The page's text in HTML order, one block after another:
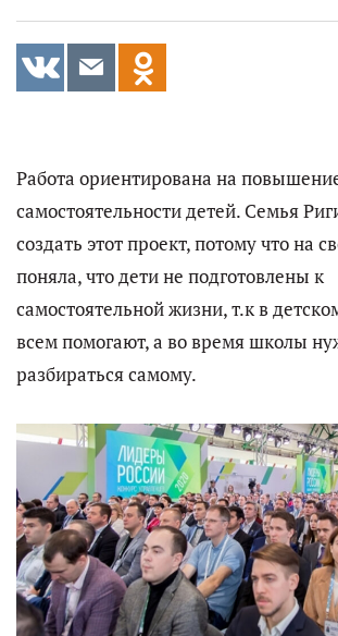
Работа ориентирована на
самостоятельности детей. Семья
создать этот проект, потому что на
поняла, что дети не подготовлены к
самостоятельной жизни, т.к в
всем помогают, а во время школы
разбираться самому.